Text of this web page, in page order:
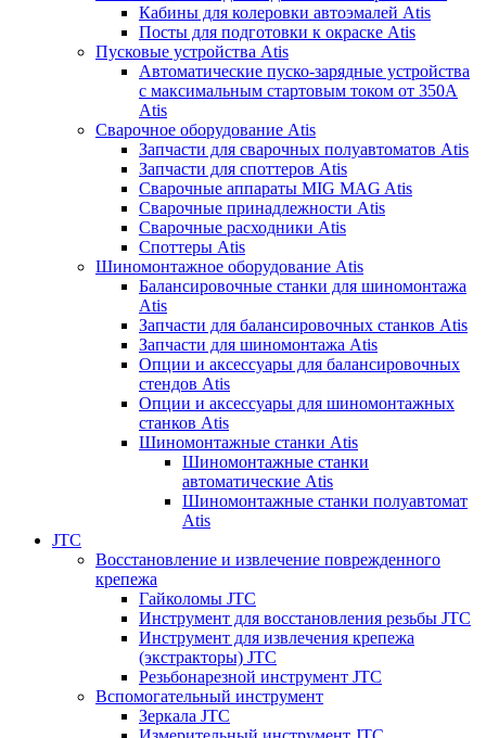
Кабины для колеровки автоэмалей Atis
Посты для подготовки к окраске Atis
Пусковые устройства Atis
Автоматические пуско-зарядные устройства
с максимальным стартовым током от 350А
Atis
Сварочное оборудование Atis
Запчасти для сварочных полуавтоматов Atis
Запчасти для споттеров Atis
Сварочные аппараты MIG MAG Atis
Сварочные принадлежности Atis
Сварочные расходники Atis
Споттеры Atis
Шиномонтажное оборудование Atis
Балансировочные станки для шиномонтажа
Atis
Запчасти для балансировочных станков Atis
Запчасти для шиномонтажа Atis
Опции и аксессуары для балансировочных
стендов Atis
Опции и аксессуары для шиномонтажных
станков Atis
Шиномонтажные станки Atis
Шиномонтажные станки
автоматические Atis
Шиномонтажные станки полуавтомат
Atis
JTC
Восстановление и извлечение поврежденного
крепежа
Гайколомы JTC
Инструмент для восстановления резьбы JTC
Инструмент для извлечения крепежа
(экстракторы) JTC
Резьбонарезной инструмент JTC
Вспомогательный инструмент
Зеркала JTC